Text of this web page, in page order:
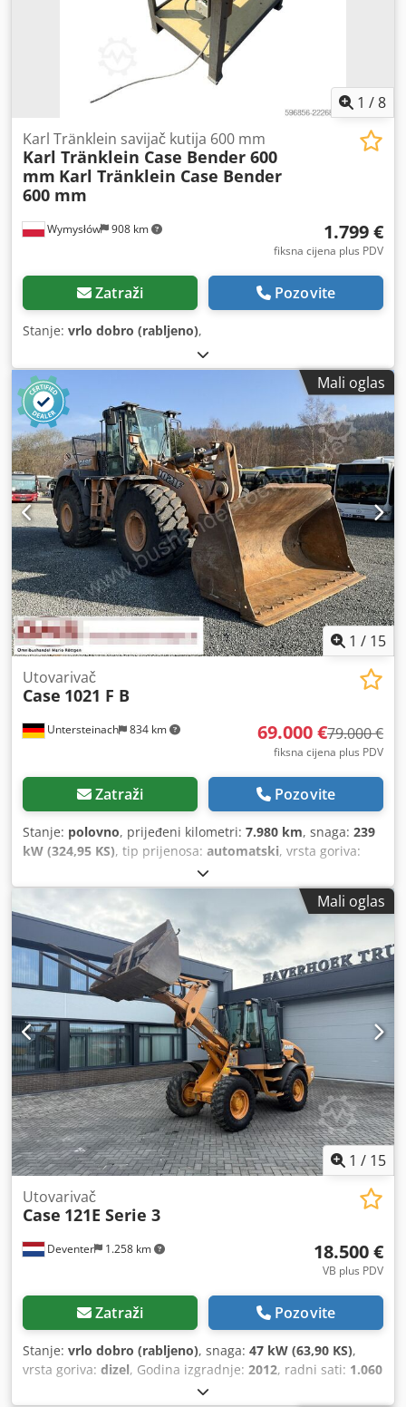
1 /8
Wymysłów 908 km
Karl Tränklein savijač kutija 600 mm
Karl Tränklein Case Bender 600
mm Karl Tränklein Case Bender
600 mm
1.799 €
fiksna cijena plus PDV
Zatraži Pozovite
Stanje: vrlo dobro (rabljeno),
Mali oglas
1 / 15
Untersteinach 834 km
Utovarivač
Case 1021 F B
69.000 €79.000 €
fiksna cijena plus PDV
Zatraži Pozovite
Stanje: polovno, prijeđeni kilometri: 7.980 km, snaga: 239
kW (324,95 KS), tip prijenosa: automatski, vrsta goriva:
, prva registracija:
izgradnje:2013, Oprema:klima-uređaj,
Mali oglas
1 / 15
Deventer 1.258 km
Utovarivač
Case 121E Serie 3
18.500 €
VB plus PDV
Zatraži Pozovite
Stanje: vrlo dobro (rabljeno), snaga: 47 kW (63,90 KS),
vrsta goriva: dizel, Godina izgradnje: 2012, radni sati: 1.060